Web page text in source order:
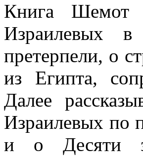
Книга Шемот
Израилевых
претерпели, о
из Египта,
Далее
Израилевых по
и о Десяти